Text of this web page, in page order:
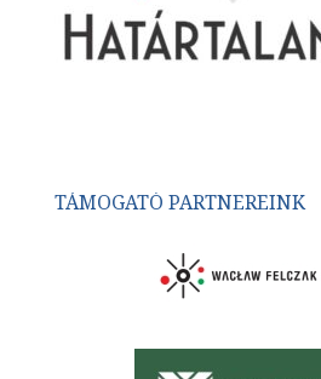
TÁMOGATÓ PARTNEREINK